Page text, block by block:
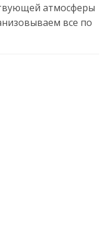
атмосферы
все по